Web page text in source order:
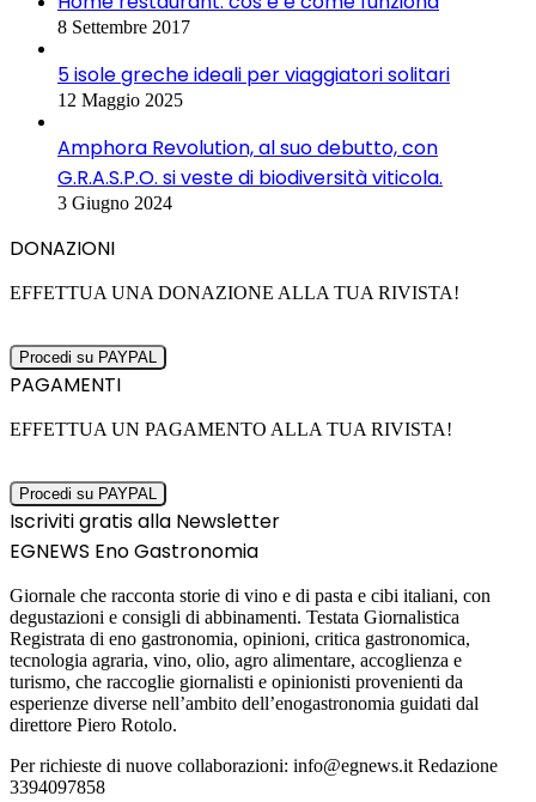
8 Settembre 2017
5 isole greche ideali per viaggiatori solitari
12 Maggio 2025
Amphora Revolution, al suo debutto, con
G.R.A.S.P.O. si veste di biodiversità viticola.
3 Giugno 2024
DONAZIONI
EFFETTUA UNA DONAZIONE ALLA TUA RIVISTA!
PAGAMENTI
EFFETTUA UN PAGAMENTO ALLA TUA RIVISTA!
Iscriviti gratis alla Newsletter
EGNEWS Eno Gastronomia
Giornale che racconta storie di vino e di pasta e cibi italiani, con
degustazioni e consigli di abbinamenti. Testata Giornalistica
Registrata di eno gastronomia, opinioni, critica gastronomica,
tecnologia agraria, vino, olio, agro alimentare, accoglienza e
turismo, che raccoglie giornalisti e opinionisti provenienti da
esperienze diverse nell’ambito dell’enogastronomia guidati dal
direttore Piero Rotolo.
Per richieste di nuove collaborazioni: info@egnews.it Redazione
3394097858